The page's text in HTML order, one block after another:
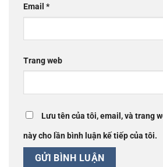
Email *
Trang web
Lưu tên của tôi, email, và trang
này cho lần bình luận kế tiếp của tôi.